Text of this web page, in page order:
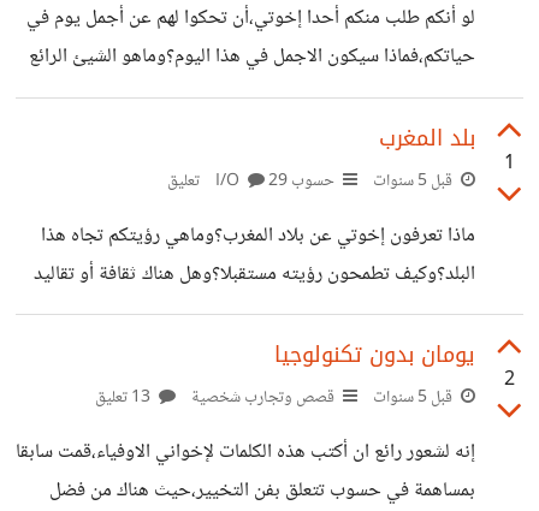
لو أنكم طلب منكم أحدا إخوتي،أن تحكوا لهم عن أجمل يوم في
حياتكم،فماذا سيكون الاجمل في هذا اليوم؟وماهو الشيئ الرائع
الذي ترك لكم وقعة إيجابية في قلوبكم؟وأخيرا ما هو الشيء
الذي تطمحون أن يسعدكم مستقبلا ؟
1
بلد المغرب
قبل 5 سنوات حسوب I/O29 تعليق
ماذا تعرفون إخوتي عن بلاد المغرب؟وماهي رؤيتكم تجاه هذا
البلد؟وكيف تطمحون رؤيته مستقبلا؟وهل هناك ثقافة أو تقاليد
ألهمتكم ؟
2
يومان بدون تكنولوجيا
قبل 5 سنوات قصص وتجارب شخصية
إنه لشعور رائع ان أكتب هذه الكلمات لإخواني الاوفياء،قمت سابقا
بمساهمة في حسوب تتعلق بفن التخيير،حيث هناك من فضل